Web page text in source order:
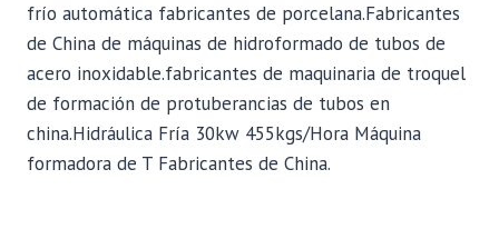
frío automática fabricantes de porcelana.Fabricantes
de China de máquinas de hidroformado de tubos de
acero inoxidable.fabricantes de maquinaria de troquel
de formación de protuberancias de tubos en
china.Hidráulica Fría 30kw 455kgs/Hora Máquina
formadora de T Fabricantes de China.